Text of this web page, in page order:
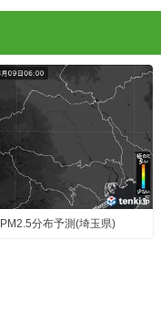
PM2.5分布予測(埼玉県)